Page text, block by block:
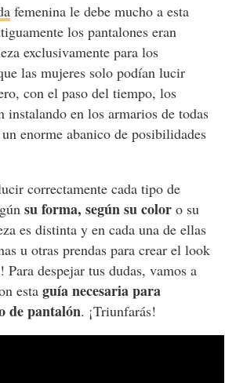
femenina le debe mucho a esta
los pantalones eran
exclusivamente para los
las mujeres solo podían lucir
con el paso del tiempo, los
instalando en los armarios de todas
enorme abanico de posibilidades
correctamente cada tipo de
su forma, según su coloro su
es distinta y en cada una de ellas
u otras prendas para crear el look
Para despejar tus dudas, vamos a
esta guía necesaria para
de pantalón. ¡Triunfarás!